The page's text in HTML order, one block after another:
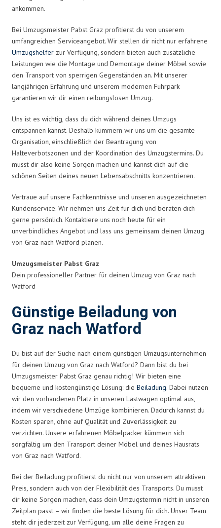
ankommen.
Bei Umzugsmeister Pabst Graz profitierst du von unserem
umfangreichen Serviceangebot. Wir stellen dir nicht nur erfahrene
Umzugshelfer zur Verfügung, sondern bieten auch zusätzliche
Leistungen wie die Montage und Demontage deiner Möbel sowie
den Transport von sperrigen Gegenständen an. Mit unserer
langjährigen Erfahrung und unserem modernen Fuhrpark
garantieren wir dir einen reibungslosen Umzug.
Uns ist es wichtig, dass du dich während deines Umzugs
entspannen kannst. Deshalb kümmern wir uns um die gesamte
Organisation, einschließlich der Beantragung von
Halteverbotszonen und der Koordination des Umzugstermins. Du
musst dir also keine Sorgen machen und kannst dich auf die
schönen Seiten deines neuen Lebensabschnitts konzentrieren.
Vertraue auf unsere Fachkenntnisse und unseren ausgezeichneten
Kundenservice. Wir nehmen uns Zeit für dich und beraten dich
gerne persönlich. Kontaktiere uns noch heute für ein
unverbindliches Angebot und lass uns gemeinsam deinen Umzug
von Graz nach Watford planen.
Umzugsmeister Pabst Graz
Dein professioneller Partner für deinen Umzug von Graz nach
Watford
Günstige Beiladung von
Graz nach Watford
Du bist auf der Suche nach einem günstigen Umzugsunternehmen
für deinen Umzug von Graz nach Watford? Dann bist du bei
Umzugsmeister Pabst Graz genau richtig! Wir bieten eine
bequeme und kostengünstige Lösung: die Beiladung. Dabei nutzen
wir den vorhandenen Platz in unseren Lastwagen optimal aus,
indem wir verschiedene Umzüge kombinieren. Dadurch kannst du
Kosten sparen, ohne auf Qualität und Zuverlässigkeit zu
verzichten. Unsere erfahrenen Möbelpacker kümmern sich
sorgfältig um den Transport deiner Möbel und deines Hausrats
von Graz nach Watford.
Bei der Beiladung profitierst du nicht nur von unserem attraktiven
Preis, sondern auch von der Flexibilität des Transports. Du musst
dir keine Sorgen machen, dass dein Umzugstermin nicht in unseren
Zeitplan passt – wir finden die beste Lösung für dich. Unser Team
steht dir jederzeit zur Verfügung, um alle deine Fragen zu